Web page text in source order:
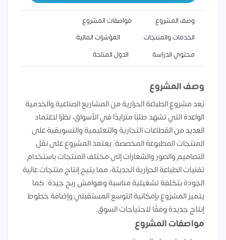
وصف المشروع
مواصفات المشروع
الخدمات والمنتجات
المؤشرات المالية
محتوي الدراسة
الدول المتاحة
وصف المشروع
يُعد مشروع الطباعة الحرارية من المشاريع الصناعية والخدمية
الواعدة التي تشهد طلبًا متزايدًا في الأسواق، نظرًا لاعتماد
العديد من القطاعات التجارية والتعليمية والتسويقية على
المنتجات المطبوعة المخصصة. يعتمد المشروع على نقل
التصاميم والصور والشعارات إلى مختلف المنتجات باستخدام
تقنيات الطباعة الحرارية الحديثة، مما يتيح إنتاج منتجات عالية
الجودة بتكلفة تشغيلية مناسبة وهوامش ربح جيدة. كما
يتميز المشروع بإمكانية التوسع المستقبلي وإضافة خطوط
إنتاج جديدة وفقًا لاحتياجات السوق.
مواصفات المشروع